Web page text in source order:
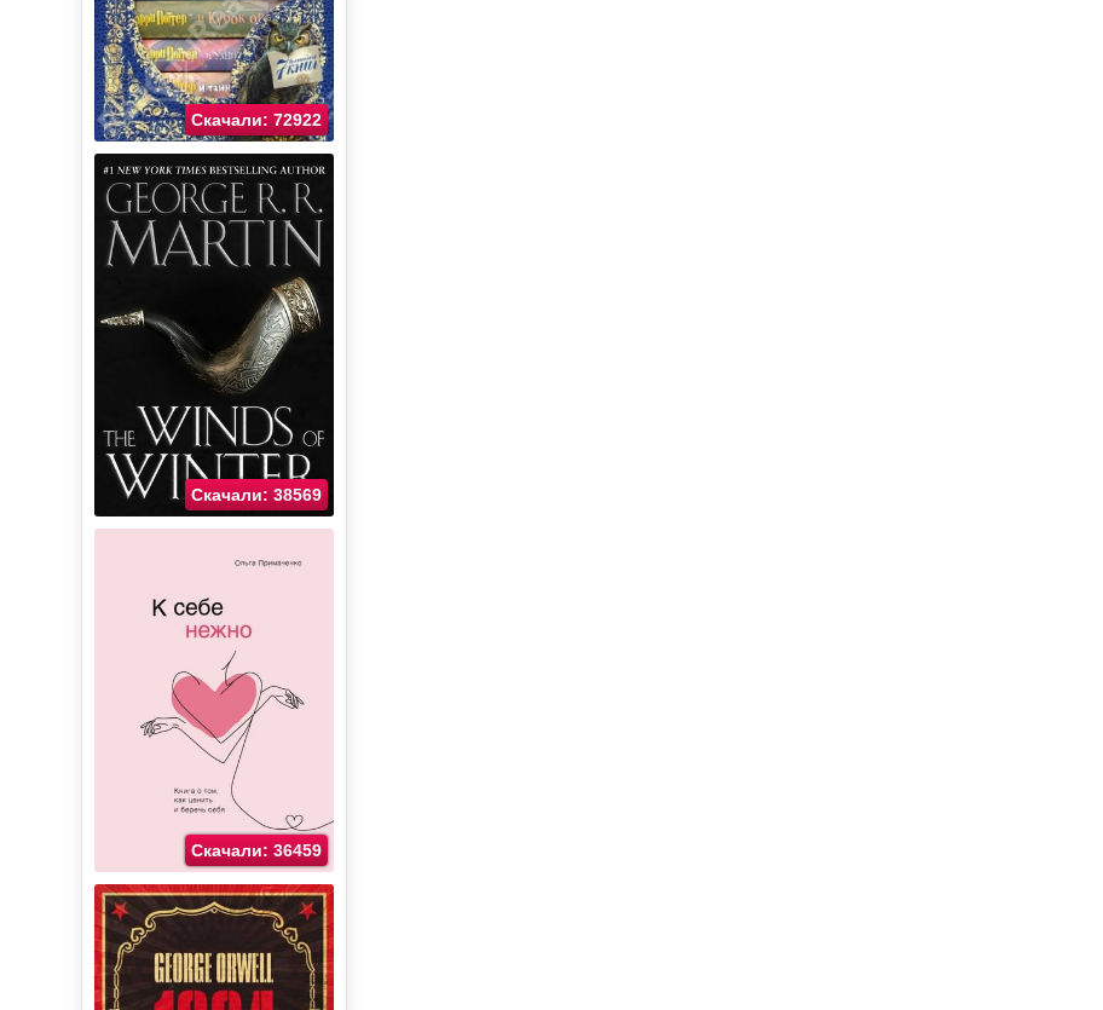
Скачали: 72922
Скачали: 38569
Скачали: 36459